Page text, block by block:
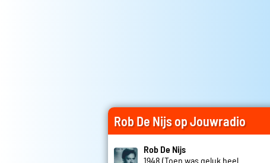
Rob De Nijs op Jouwradio
Rob De Nijs
1948 (Toen was geluk heel